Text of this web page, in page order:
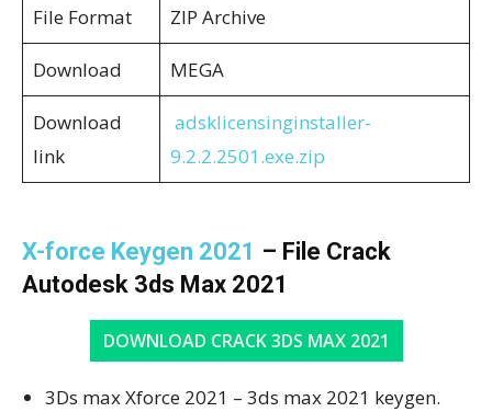
File Format ZIP Archive
Download MEGA
Download
link
adsklicensinginstaller-
9.2.2.2501.exe.zip
X-force Keygen 2021 – File Crack
Autodesk 3ds Max 2021
DOWNLOAD CRACK 3DS MAX 2021
3Ds max Xforce 2021 – 3ds max 2021 keygen.